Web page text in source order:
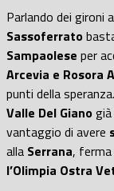
Parlando dei gironi
Sassoferrato
Sampaolese per
Arcevia e Rosora
punti della
Valle Del Giano
vantaggio di avere
alla Serrana,
l’Olimpia Ostra